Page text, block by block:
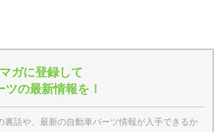
ガに登録して
の最新情報を！
裏話や、最新の自動車パーツ情報が入手できるか